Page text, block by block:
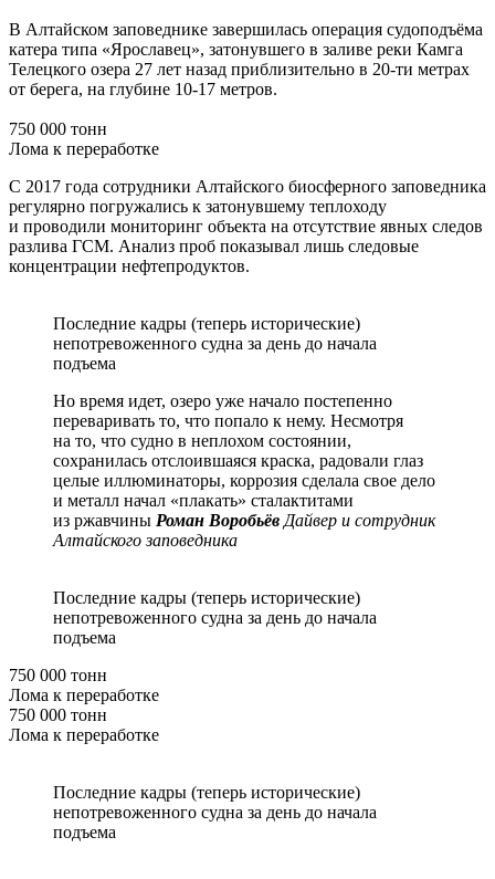
В Алтайском заповеднике завершилась операция судоподъёма
катера типа «Ярославец», затонувшего в заливе реки Камга
Телецкого озера 27 лет назад приблизительно в 20-ти метрах
от берега, на глубине 10-17 метров.
750 000 тонн
Лома к переработке
С 2017 года сотрудники Алтайского биосферного заповедника
регулярно погружались к затонувшему теплоходу
и проводили мониторинг объекта на отсутствие явных следов
разлива ГСМ. Анализ проб показывал лишь следовые
концентрации нефтепродуктов.
Последние кадры (теперь исторические)
непотревоженного судна за день до начала
подъема
Но время идет, озеро уже начало постепенно
переваривать то, что попало к нему. Несмотря
на то, что судно в неплохом состоянии,
сохранилась отслоившаяся краска, радовали глаз
целые иллюминаторы, коррозия сделала свое дело
и металл начал «плакать» сталактитами
из ржавчины Роман Воробьёв Дайвер и сотрудник
Алтайского заповедника
Последние кадры (теперь исторические)
непотревоженного судна за день до начала
подъема
750 000 тонн
Лома к переработке
750 000 тонн
Лома к переработке
Последние кадры (теперь исторические)
непотревоженного судна за день до начала
подъема